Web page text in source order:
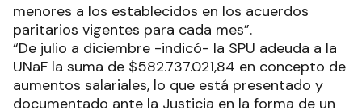
menores a los establecidos en los acuerdos
paritarios vigentes para cada mes”.
“De julio a diciembre -indicó- la SPU adeuda a la
UNaF la suma de $582.737.021,84 en concepto de
aumentos salariales, lo que está presentado y
documentado ante la Justicia en la forma de un